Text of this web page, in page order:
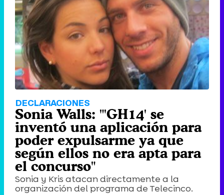
Tráiler de '33 días', la nueva serie de Atresplayer con Julián Villagrán y José Manuel Poga
Tráiler de la tercera temporada de 'The Walking Dead: Dead City' de AMC+
DECLARACIONES
Sonia Walls: "'GH14' se
inventó una aplicación para
poder expulsarme ya que
según ellos no era apta para
el concurso"
Sonia y Kris atacan directamente a la
organización del programa de Telecinco.